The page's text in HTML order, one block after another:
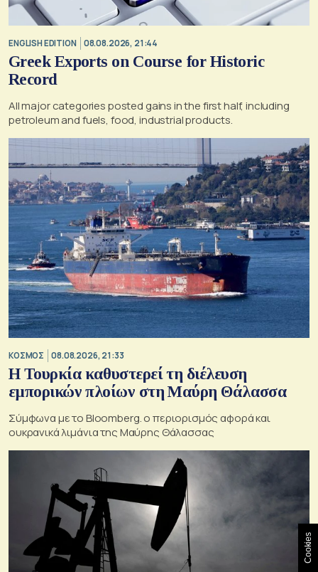
ENGLISH EDITION 08.08.2026, 21:44
Greek Exports on Course for Historic
Record
All major categories posted gains in the first half, including
petroleum and fuels, food, industrial products.
ΚΟΣΜΟΣ 08.08.2026, 21:33
Η Τουρκία καθυστερεί τη διέλευση
εμπορικών πλοίων στη Μαύρη Θάλασσα
Σύμφωνα με το Bloomberg. ο περιορισμός αφορά και
ουκρανικά λιμάνια της Μαύρης Θάλασσας
Cookies